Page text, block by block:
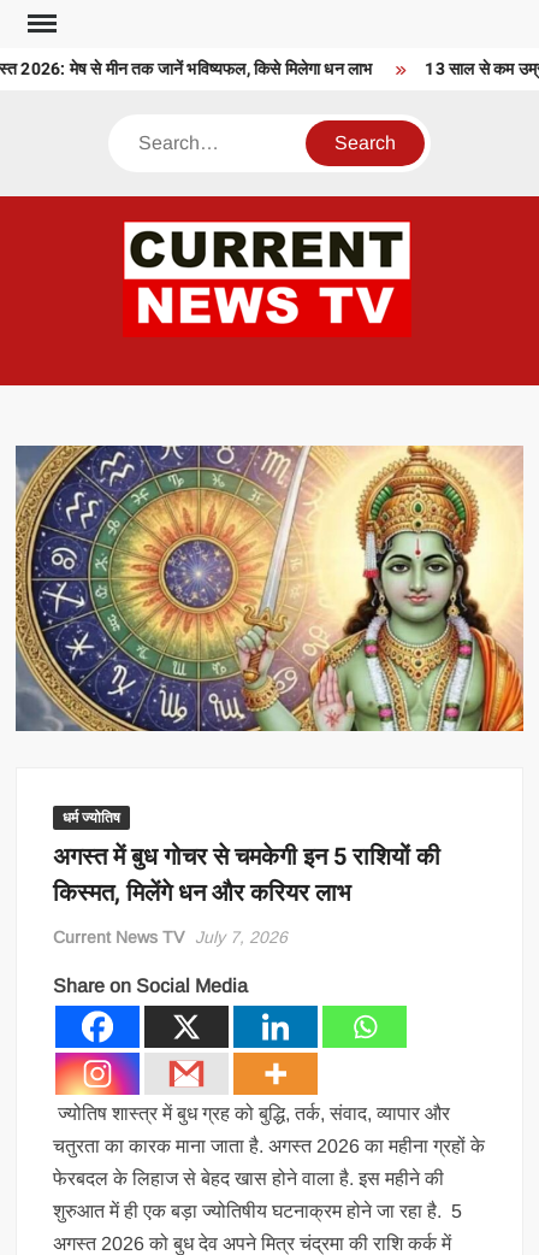
Skip
contentमेष से मीन तक जानें भविष्यफल, किसे मिलेगा धन लाभ 13 साल से कम उम्र
Search
धर्म ज्योतिष
अगस्त में बुध गोचर से चमकेगी इन 5 राशियों की
किस्मत, मिलेंगे धन और करियर लाभ
Current News TV July 7, 2026
Share on Social Media
ज्योतिष शास्त्र में बुध ग्रह को बुद्धि, तर्क, संवाद, व्यापार और
चतुरता का कारक माना जाता है. अगस्त 2026 का महीना ग्रहों के
फेरबदल के लिहाज से बेहद खास होने वाला है. इस महीने की
शुरुआत में ही एक बड़ा ज्योतिषीय घटनाक्रम होने जा रहा है. 5
अगस्त 2026 को बुध देव अपने मित्र चंद्रमा की राशि कर्क में